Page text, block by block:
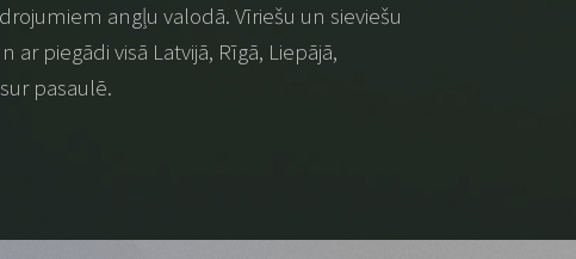
angļu valodā. Vīriešu un sieviešu
piegādi visā Latvijā, Rīgā, Liepājā,
pasaulē.